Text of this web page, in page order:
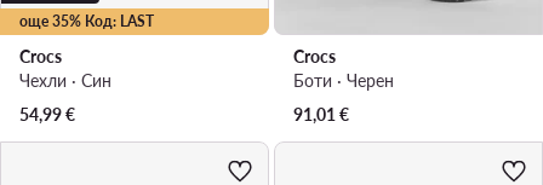
още 35% Код: LAST
Crocs
Чехли · Син
54,99€
Crocs
Боти · Черен
91,01 €